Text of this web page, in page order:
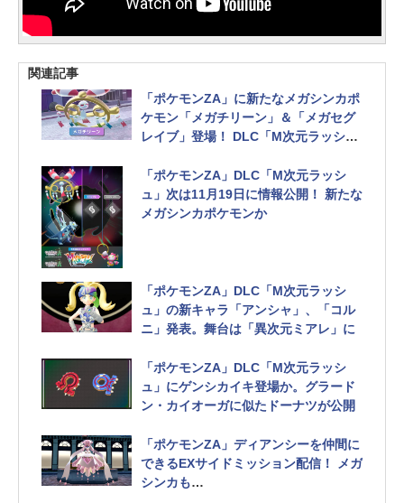
関連記事
「ポケモンZA」に新たなメガシンカポ
ケモン「メガチリーン」＆「メガセグ
レイブ」登場！ DLC「M次元ラッシ
「ポケモンZA」DLC「M次元ラッシ
ュ」次は11月19日に情報公開！ 新たな
メガシンカポケモンか
「ポケモンZA」DLC「M次元ラッシ
ュ」の新キャラ「アンシャ」、「コル
ニ」発表。舞台は「異次元ミアレ」に
「ポケモンZA」DLC「M次元ラッシ
ュ」にゲンシカイキ登場か。グラード
ン・カイオーガに似たドーナツが公開
「ポケモンZA」ディアンシーを仲間に
できるEXサイドミッション配信！ メガ
シンカも